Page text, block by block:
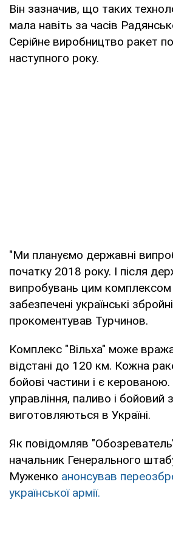
Він зазначив, що таких
мала навіть за часів
Серійне виробництво ракет
наступного року.
"Ми плануємо державні
початку 2018 року. І після
випробувань цим комплексом
забезпечені українські
прокоментував Турчинов.
Комплекс "Вільха" може
відстані до 120 км. Кожна
бойові частини і є
управління, паливо і бойовий
виготовляються в Україні.
Як повідомляв
начальник Генерального
Муженко анонсував
української армії.